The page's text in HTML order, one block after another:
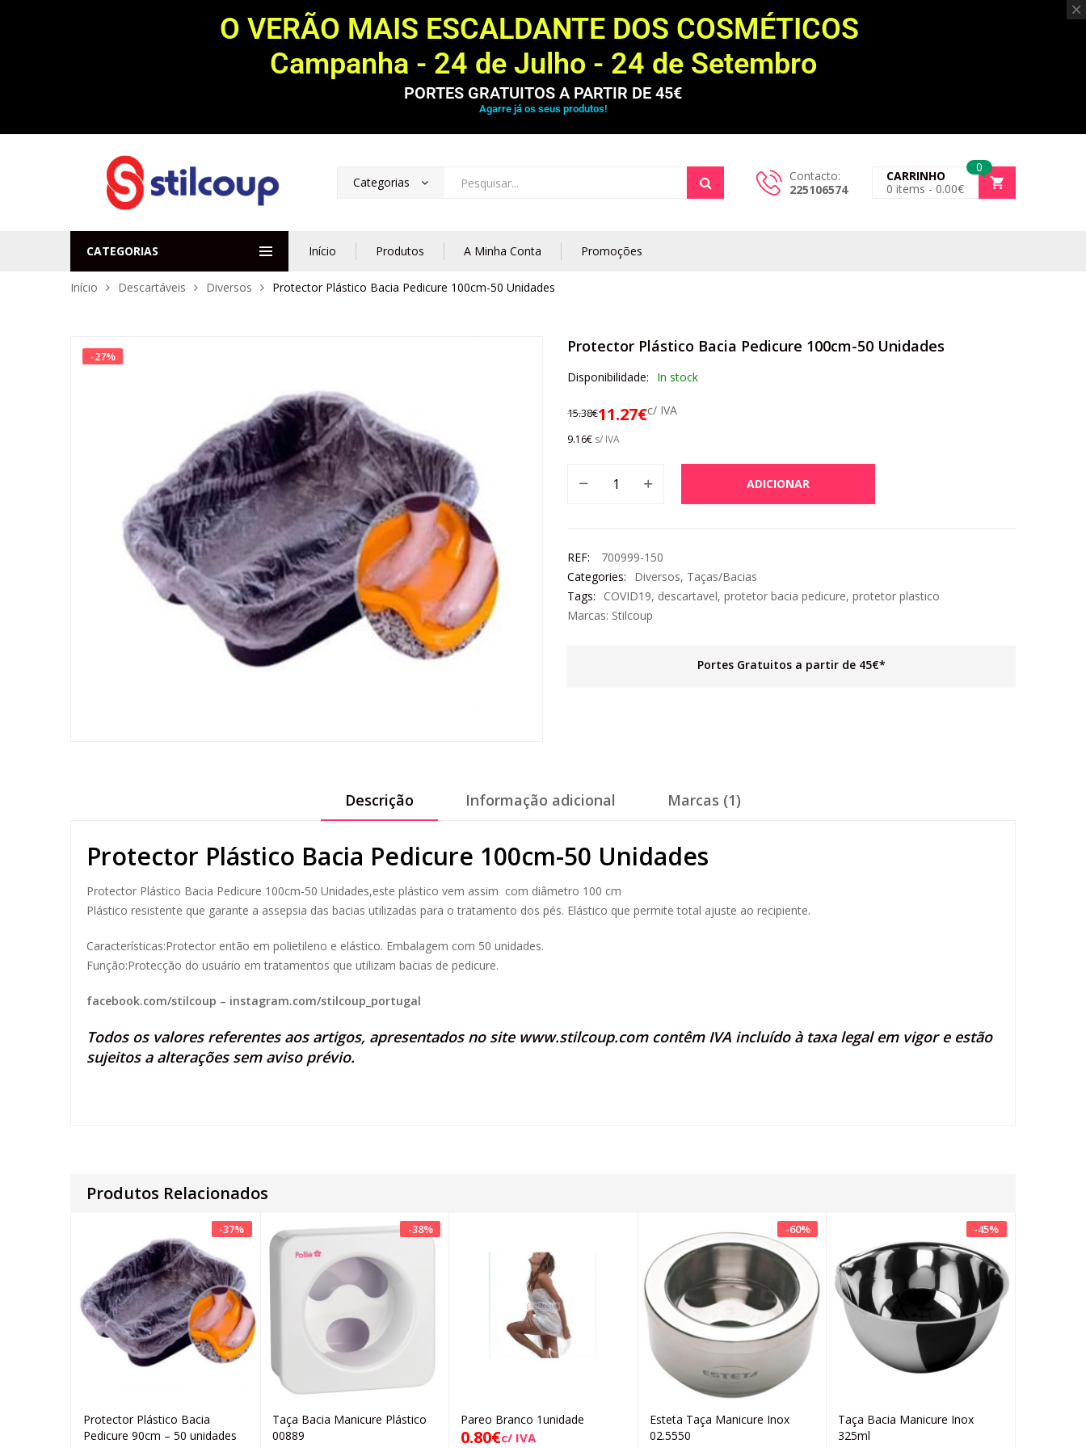
O VERÃO MAIS ESCALDANTE DOS COSMÉTICOS
Campanha - 24 de Julho - 24 de Setembro
PORTES GRATUITOS A PARTIR DE 45€
Agarre já os seus produtos!
Categorias
Contacto:
225106574
0
CARRINHO
0 items - 0.00€
CATEGORIAS Início Produtos A Minha Conta Promoções
Início Descartáveis Diversos Protector Plástico Bacia Pedicure 100cm-50 Unidades
-27%
Protector Plástico Bacia Pedicure 100cm-50 Unidades
Disponibilidade: In stock
15.38€11.27€c/ IVA
9.16€ s/ IVA
ADICIONAR
REF:
700999-150
Categories:
Diversos, Taças/Bacias
Tags:
COVID19, descartavel, protetor bacia pedicure, protetor plastico
Marcas: Stilcoup
Portes Gratuitos a partir de 45€*
Descrição Informação adicional Marcas (1)
Protector Plástico Bacia Pedicure 100cm-50 Unidades
Protector Plástico Bacia Pedicure 100cm-50 Unidades,este plástico vem assim com diâmetro 100 cm
Plástico resistente que garante a assepsia das bacias utilizadas para o tratamento dos pés. Elástico que permite total ajuste ao recipiente.
Características:Protector então em polietileno e elástico. Embalagem com 50 unidades.
Função:Protecção do usuário em tratamentos que utilizam bacias de pedicure.
facebook.com/stilcoup – instagram.com/stilcoup_portugal
Todos os valores referentes aos artigos, apresentados no site www.stilcoup.comcontêm IVA incluído à taxa legal em vigor e estão
sujeitos a alterações sem aviso prévio.
Produtos Relacionados
-37%
Adicionar
Protector Plástico Bacia
Pedicure 90cm – 50 unidades
-38%
Adicionar
Taça Bacia Manicure Plástico
00889
Adicionar
Pareo Branco 1unidade
0.80€c/ IVA
-60%
Adicionar
Esteta Taça Manicure Inox
02.5550
-45%
Adicionar
Taça Bacia Manicure Inox
325ml